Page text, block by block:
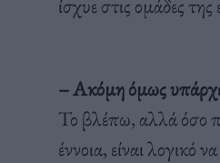
– Ακόμη όμως
Το βλέπω, αλλά όσο
έννοια, είναι λογικό